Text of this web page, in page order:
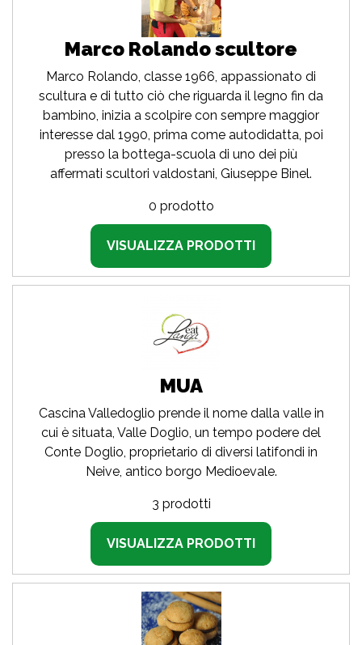
Marco Rolando scultore
Marco Rolando, classe 1966, appassionato di
scultura e di tutto ciò che riguarda il legno fin da
bambino, inizia a scolpire con sempre maggior
interesse dal 1990, prima come autodidatta, poi
presso la bottega-scuola di uno dei più
affermati scultori valdostani, Giuseppe Binel.
0 prodotto
VISUALIZZA PRODOTTI
MUA
Cascina Valledoglio prende il nome dalla valle in
cui è situata, Valle Doglio, un tempo podere del
Conte Doglio, proprietario di diversi latifondi in
Neive, antico borgo Medioevale.
3 prodotti
VISUALIZZA PRODOTTI